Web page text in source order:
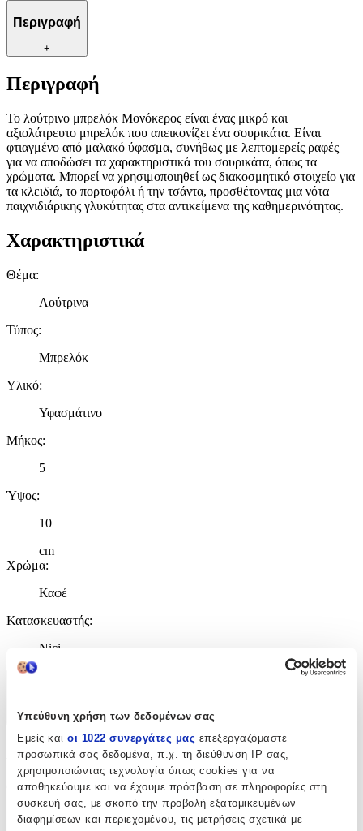
Υπεύθυνη χρήση των δεδομένων σας
Εμείς και οι 1022 συνεργάτες μας επεξεργαζόμαστε
προσωπικά σας δεδομένα, π.χ. τη διεύθυνση IP σας,
χρησιμοποιώντας τεχνολογία όπως cookies για να
αποθηκεύουμε και να έχουμε πρόσβαση σε πληροφορίες στη
συσκευή σας, με σκοπό την προβολή εξατομικευμένων
διαφημίσεων και περιεχομένου, τις μετρήσεις σχετικά με
Περιγραφή
+
Περιγραφή
Το λούτρινο μπρελόκ Μονόκερος είναι ένας μικρό και
αξιολάτρευτο μπρελόκ που απεικονίζει ένα σουρικάτα. Είναι
φτιαγμένο από μαλακό ύφασμα, συνήθως με λεπτομερείς ραφές
για να αποδώσει τα χαρακτηριστικά του σουρικάτα, όπως τα
χρώματα. Μπορεί να χρησιμοποιηθεί ως διακοσμητικό στοιχείο για
τα κλειδιά, το πορτοφόλι ή την τσάντα, προσθέτοντας μια νότα
παιχνιδιάρικης γλυκύτητας στα αντικείμενα της καθημερινότητας.
Χαρακτηριστικά
Θέμα:
Λούτρινα
Τύπος:
Μπρελόκ
Υλικό:
Υφασμάτινο
Μήκος:
5
Ύψος:
10
cm
Χρώμα:
Καφέ
Κατασκευαστής:
Nici
Χαρακτηριστικά
+
Χαρακτηριστικά
Θέμα:
Λούτρινα